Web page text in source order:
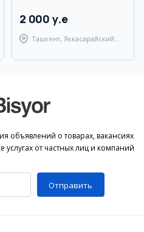
2 000 y.e
Ташкент, Яккасарайский
объявлений о товарах, вакансиях
от частных лиц и компаний
Отправить